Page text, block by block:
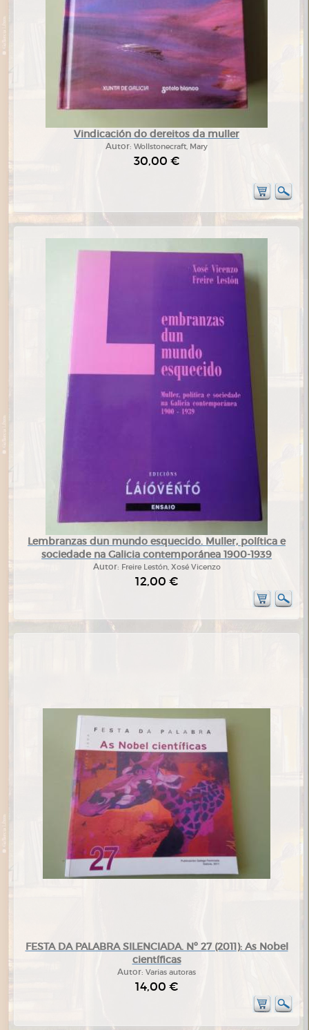
Vindicación do dereitos da muller
Autor: Wollstonecraft, Mary
30,00 €
Lembranzas dun mundo esquecido. Muller, política e
sociedade na Galicia contemporánea 1900-1939
Autor: Freire Lestón, Xosé Vicenzo
12,00 €
FESTA DA PALABRA SILENCIADA. Nº 27 (2011): As Nobel
científicas
Autor: Varias autoras
14,00 €